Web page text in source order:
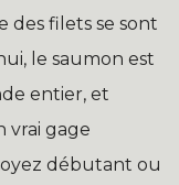
des filets se sont
le saumon est
entier, et
vrai gage
débutant ou